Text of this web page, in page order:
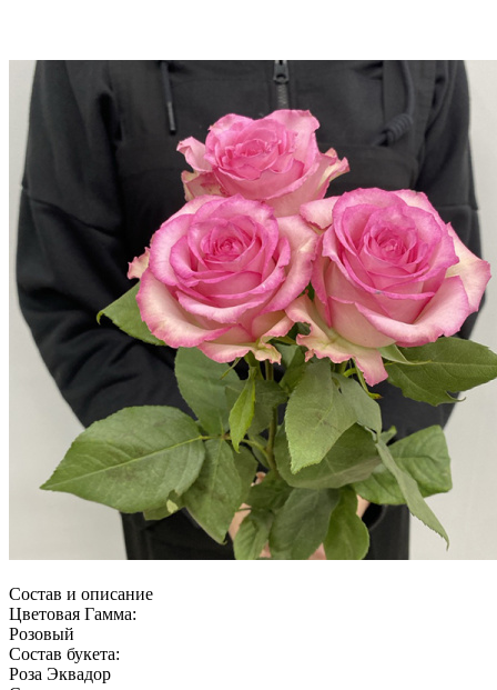
Состав и описание
Цветовая Гамма:
Розовый
Состав букета:
Роза Эквадор